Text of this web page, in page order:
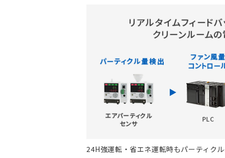
24H強運転・省エネ運転時もパーティク